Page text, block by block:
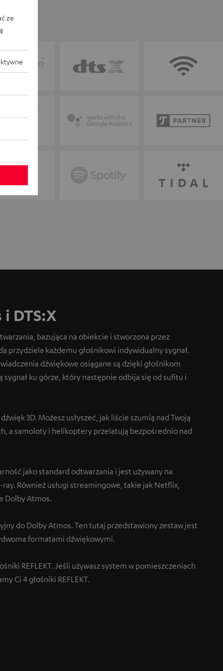
DTS:X
bazująca na obiekcie i stworzona przez
przydziela każdemu głośnikowi indywidualny sygnał.
dźwiękowe osiągane są dzięki głośnikom
sygnał ku górze, który następnie odbija się od sufitu i
3D. Możesz usłyszeć, jak liście szumią nad Twoją
a samoloty i helikoptery przelatują bezpośrednio nad
jako standard odtwarzania i jest używany na
Również usługi streamingowe, takie jak Netflix,
Dolby Atmos.
do Dolby Atmos. Ten tutaj przedstawiony zestaw jest
formatami dźwiękowymi.
REFLEKT. Jeśli używasz system w pomieszczeniach
Ci 4 głośniki REFLEKT.
ze